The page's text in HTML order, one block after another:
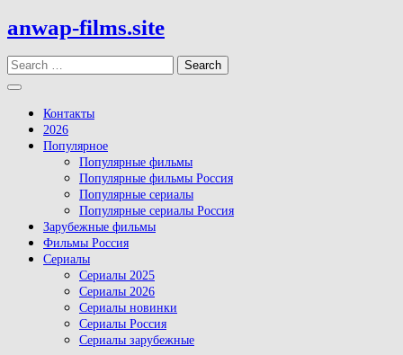
Skip
to
content
anwap-films.site
Search
Open
Button
Контакты
2026
Популярное
Популярные фильмы
Популярные фильмы Россия
Популярные сериалы
Популярные сериалы Россия
Зарубежные фильмы
Фильмы Россия
Сериалы
Сериалы 2025
Сериалы 2026
Сериалы новинки
Сериалы Россия
Сериалы зарубежные